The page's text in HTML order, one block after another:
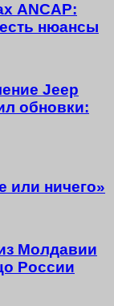
ANCAP:
нюансы
Jeep
обновки:
или ничего»
Молдавии
России